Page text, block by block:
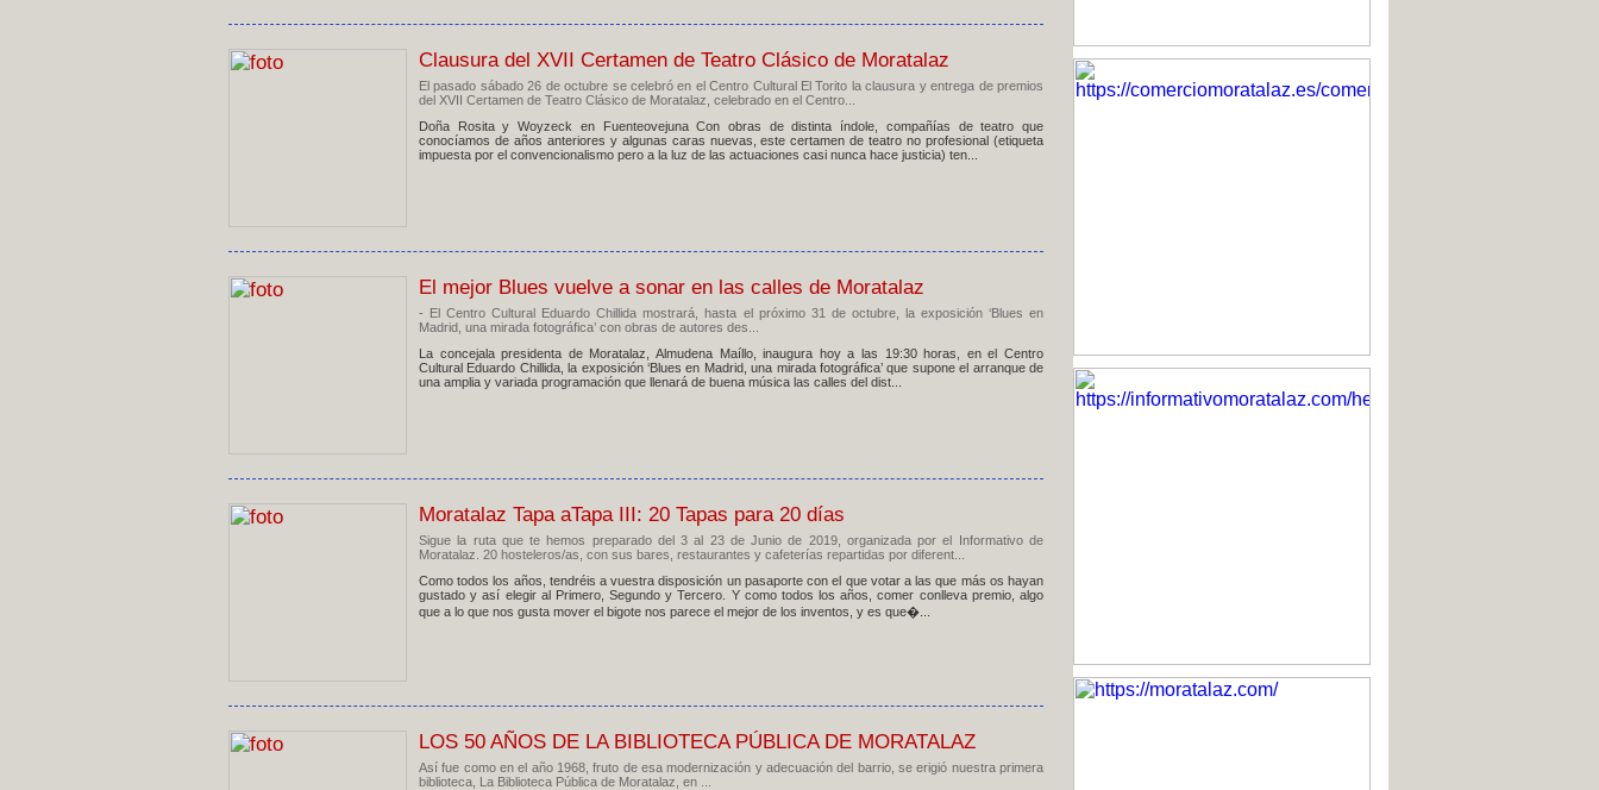
Clausura del XVII Certamen de Teatro Clásico de Moratalaz
El pasado sábado 26 de octubre se celebró en el Centro Cultural El Torito la clausura y entrega de premios
del XVII Certamen de Teatro Clásico de Moratalaz, celebrado en el Centro...
Doña Rosita y Woyzeck en Fuenteovejuna Con obras de distinta índole, compañías de teatro que
conocíamos de años anteriores y algunas caras nuevas, este certamen de teatro no profesional (etiqueta
impuesta por el convencionalismo pero a la luz de las actuaciones casi nunca hace justicia) ten...
El mejor Blues vuelve a sonar en las calles de Moratalaz
- El Centro Cultural Eduardo Chillida mostrará, hasta el próximo 31 de octubre, la exposición ‘Blues en
Madrid, una mirada fotográfica’ con obras de autores des...
La concejala presidenta de Moratalaz, Almudena Maíllo, inaugura hoy a las 19:30 horas, en el Centro
Cultural Eduardo Chillida, la exposición ‘Blues en Madrid, una mirada fotográfica’ que supone el arranque de
una amplia y variada programación que llenará de buena música las calles del dist...
Moratalaz Tapa aTapa III: 20 Tapas para 20 días
Sigue la ruta que te hemos preparado del 3 al 23 de Junio de 2019, organizada por el Informativo de
Moratalaz. 20 hosteleros/as, con sus bares, restaurantes y cafeterías repartidas por diferent...
Como todos los años, tendréis a vuestra disposición un pasaporte con el que votar a las que más os hayan
gustado y así elegir al Primero, Segundo y Tercero. Y como todos los años, comer conlleva premio, algo
que a lo que nos gusta mover el bigote nos parece el mejor de los inventos, y es que�...
LOS 50 AÑOS DE LA BIBLIOTECA PÚBLICA DE MORATALAZ
Así fue como en el año 1968, fruto de esa modernización y adecuación del barrio, se erigió nuestra primera
biblioteca, La Biblioteca Pública de Moratalaz, en ...